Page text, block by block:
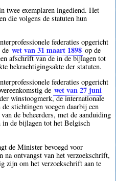
twee exemplaren ingediend. Het
die volgens de statuten hun
federaties opgericht
wet van 31 maart 1898 op de
afschrift van de in de bijlagen tot
bekrachtigingsakte der statuten.
federaties opgericht
de wet van 27 juni
winstoogmerk, de internationale
stichtingen voegen daarbij een
de beheerders, met de aanduiding
in de bijlagen tot het Belgisch
de Minister bevoegd voor
na ontvangst van het verzoekschrift,
zijn om het verzoekschrift aan te